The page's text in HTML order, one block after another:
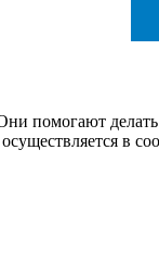
помогают
в